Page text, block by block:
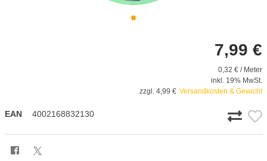
7,99 €
0,32 € / Meter
inkl. 19% MwSt.
zzgl. 4,99 € Versandkosten & Gewicht
EAN 4002168832130